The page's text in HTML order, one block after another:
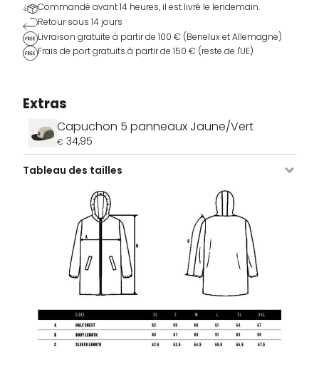
Commandé avant 14 heures, il est livré le lendemain.
Retour sous 14 jours
Livraison gratuite à partir de 100 € (Benelux et Allemagne)
Frais de port gratuits à partir de 150 € (reste de l'UE)
Extras
Capuchon 5 panneaux Jaune/Vert
€ 34,95
Tableau des tailles
VDLJA-
655-
BL-XS
Noir 2 stocks
VDLJA-
655-
BL-S
Noir 3 stocks
VDLJA-
655-
BL-M
Noir M 2 stocks €